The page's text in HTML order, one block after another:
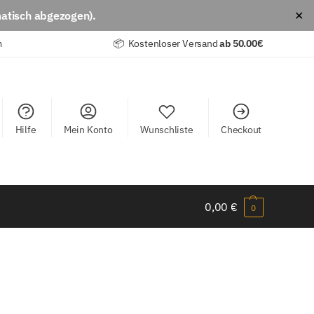
abgezogen). ✕
📦 Kostenloser Versandab 50.00€
Hilfe Mein Konto Wunschliste Checkout
0,00 € 0